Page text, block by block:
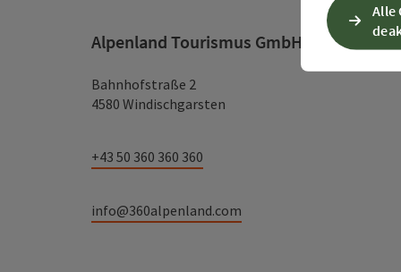
Alpenland Tourismus GmbH
Bahnhofstraße 2
4580 Windischgarsten
+43 50 360 360 360
info@360alpenland.com
Alle